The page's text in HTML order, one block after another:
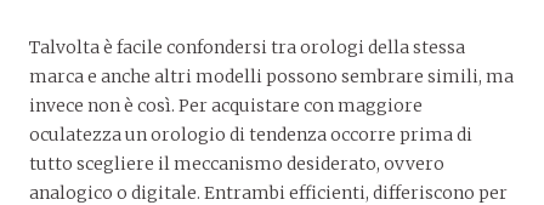
Talvolta è facile confondersi tra orologi della stessa
marca e anche altri modelli possono sembrare simili, ma
invece non è così. Per acquistare con maggiore
oculatezza un orologio di tendenza occorre prima di
tutto scegliere il meccanismo desiderato, ovvero
analogico o digitale. Entrambi efficienti, differiscono per